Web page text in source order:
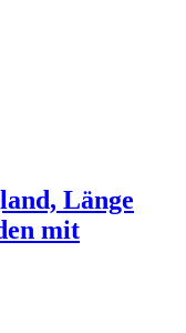
Länge
mit